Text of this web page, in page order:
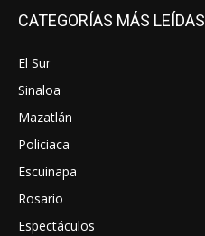
CATEGORÍAS MÁS LEÍDAS
El Sur
Sinaloa
Mazatlán
Policiaca
Escuinapa
Rosario
Espectáculos